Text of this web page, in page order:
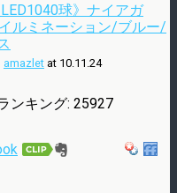
球》ナイアガ
ルミネーション/ブルー/
amazlet at 10.11.24
ンキング: 25927